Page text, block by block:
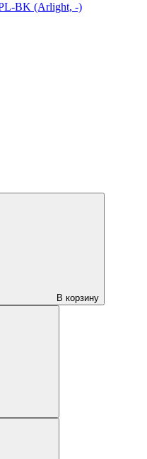
BK (Arlight, -)
В корзину